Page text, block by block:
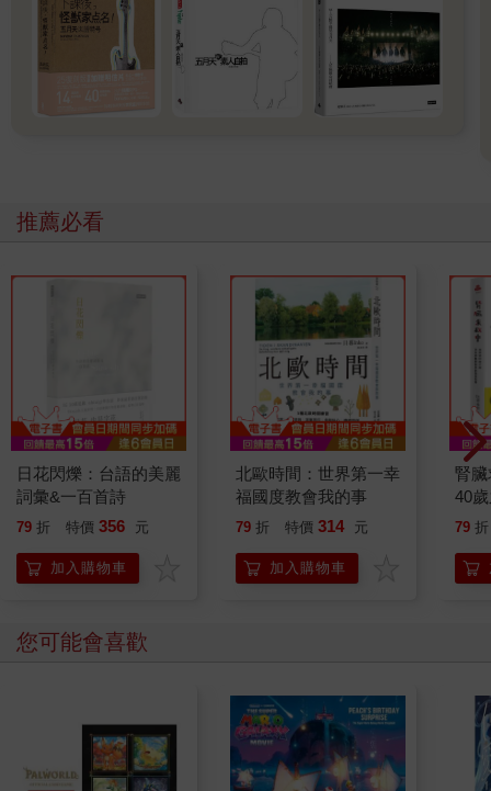
推薦必看
日花閃爍：台語的美麗
詞彙&一百首詩
79 折 特價 356 元
加入購物車
北歐時間：世界第一幸
福國度教會我的事
79 折 特價 314 元
加入購物車
腎
40
就
79 折
您可能會喜歡